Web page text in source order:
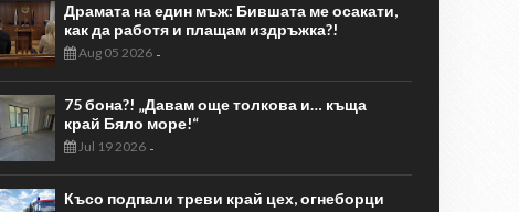
Драмата на един мъж: Бившата ме осакати,
как да работя и плащам издръжка?!
Aug 05 2026-
75 бона?! „Давам още толкова и… къща
край Бяло море!“
Jul 19 2026-
Късо подпали треви край цех, огнеборци